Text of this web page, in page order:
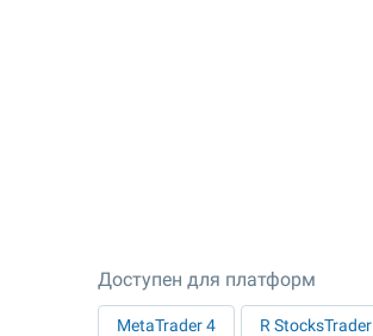
Доступен для платформ
MetaTrader 4 R StocksTrader